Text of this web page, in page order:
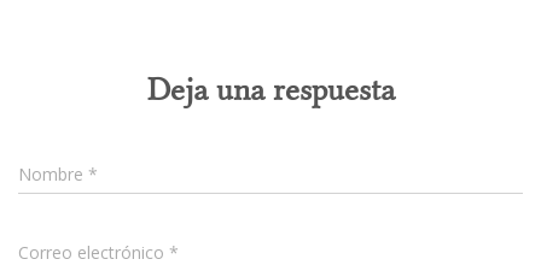
Deja una respuesta
Nombre *
Correo electrónico *